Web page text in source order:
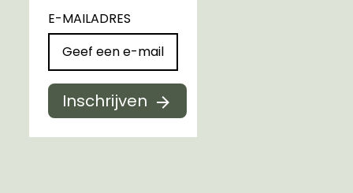
E-MAILADRES
Inschrijven